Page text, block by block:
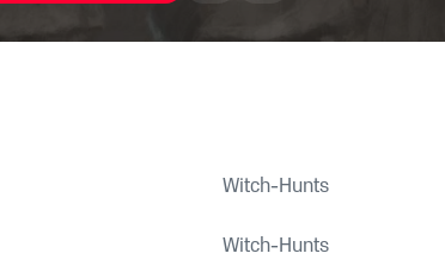
Witch-Hunts
Witch-Hunts